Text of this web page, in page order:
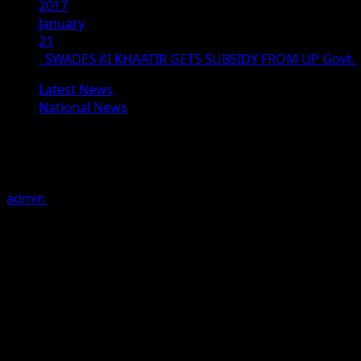
2017
January
21
SWADES KI KHAATIR GETS SUBSIDY FROM UP Govt.
Latest News
National News
admin